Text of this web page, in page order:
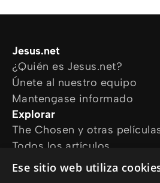
Jesus.net
¿Quién es Jesus.net?
Únete al nuestro equipo
Mantengase informado
Explorar
The Chosen y otras
Todos los artículos
Cursos online
Ese sitio web utiliza